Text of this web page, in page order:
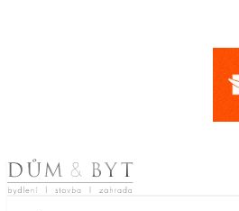
Skip to content